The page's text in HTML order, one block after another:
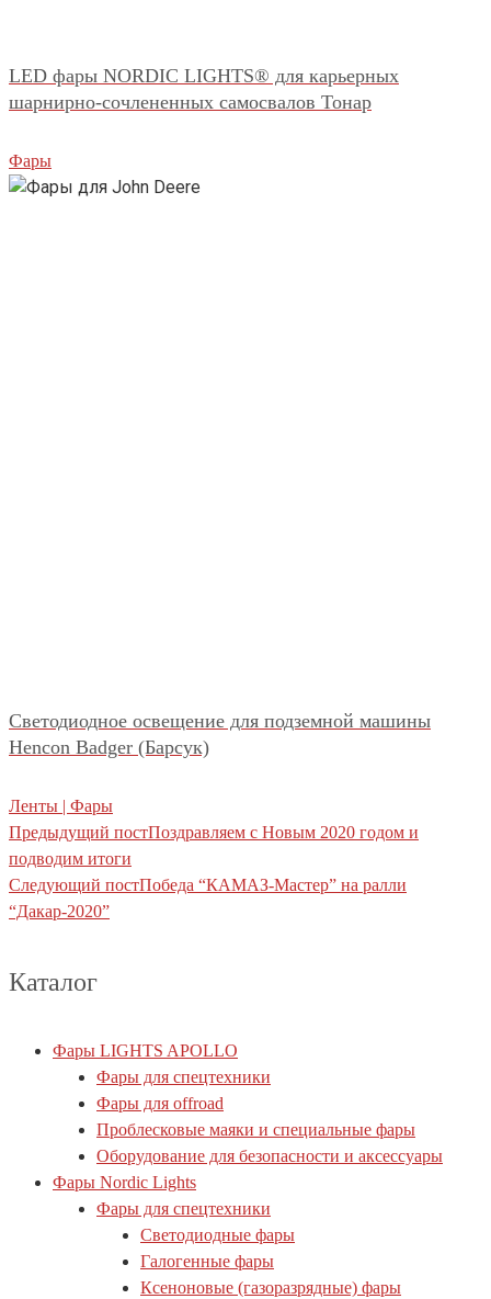
LED фары NORDIC LIGHTS® для карьерных
шарнирно-сочлененных самосвалов Тонар
Фары
Светодиодное освещение для подземной машины
Hencon Badger (Барсук)
Ленты | Фары
Предыдущий постПоздравляем с Новым 2020 годом и
подводим итоги
Следующий постПобеда “КАМАЗ-Мастер” на ралли
“Дакар-2020”
Каталог
Фары LIGHTS APOLLO
Фары для спецтехники
Фары для offroad
Проблесковые маяки и специальные фары
Оборудование для безопасности и аксессуары
Фары Nordic Lights
Фары для спецтехники
Светодиодные фары
Галогенные фары
Ксеноновые (газоразрядные) фары